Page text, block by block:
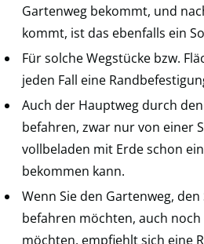
Gartenweg bekommt, und
kommt, ist das ebenfalls ein
Für solche Wegstücke bzw.
jeden Fall eine
Auch der Hauptweg durch
befahren, zwar nur von einer
vollbeladen mit Erde schon
bekommen kann.
Wenn Sie den Gartenweg,
befahren möchten, auch
möchten, empfiehlt sich eine